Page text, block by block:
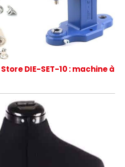
DIE-SET-10 : machine à